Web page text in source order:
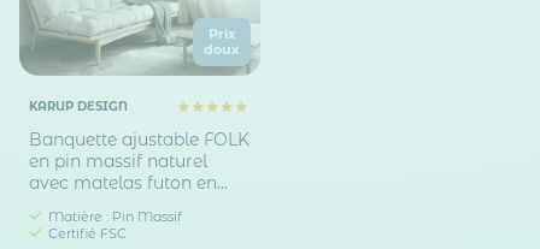
Prix
doux
KARUP DESIGN
Banquette ajustable FOLK
en pin massif naturel
avec matelas futon en
Matière : Pin Massif
Certifié FSC